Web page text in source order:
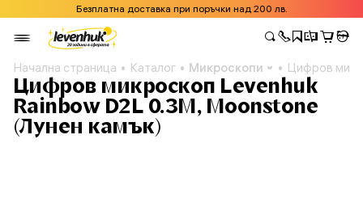
Безплатна доставка при поръчки над 200 лв.
Начална страница Каталог Микроскопи Цифров
Цифров микроскоп Levenhuk
Rainbow D2L 0.3M, Moonstone
(Лунен камък)